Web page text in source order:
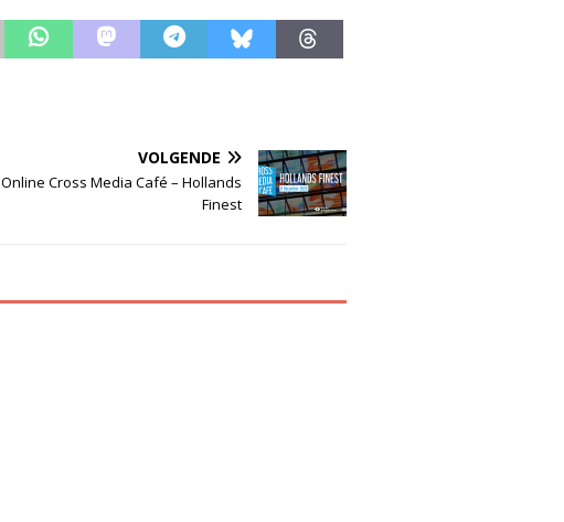
VOLGENDE
Online Cross Media Café – Hollands
Finest